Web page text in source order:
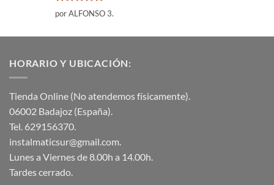
Valorado
con
por ALFONSO 3.
HORARIO Y UBICACIÓN:
Tienda Online (No atendemos físicamente).
06002 Badajoz (España).
Tel. 629156370.
instalmaticsur@gmail.com.
Lunes a Viernes de 8.00h a 14.00h.
Tardes cerrado.